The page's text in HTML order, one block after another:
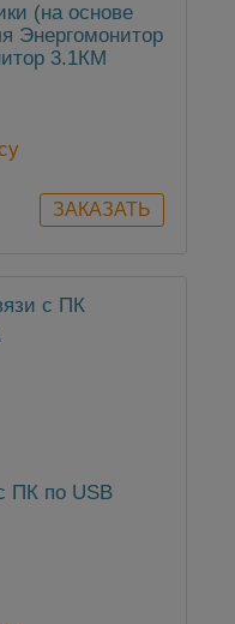
(на основе
Энергомонитор
3.1КМ
ПК по USB